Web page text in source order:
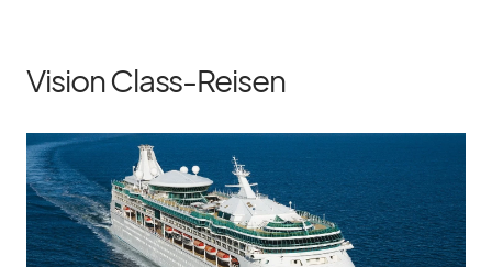
Vision Class-Reisen